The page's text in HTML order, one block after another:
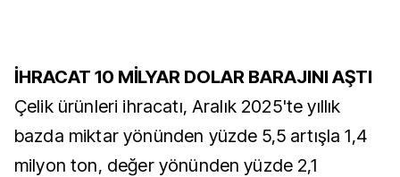
İHRACAT 10 MİLYAR DOLAR BARAJINI AŞTI
Çelik ürünleri ihracatı, Aralık 2025'te yıllık
bazda miktar yönünden yüzde 5,5 artışla 1,4
milyon ton, değer yönünden yüzde 2,1